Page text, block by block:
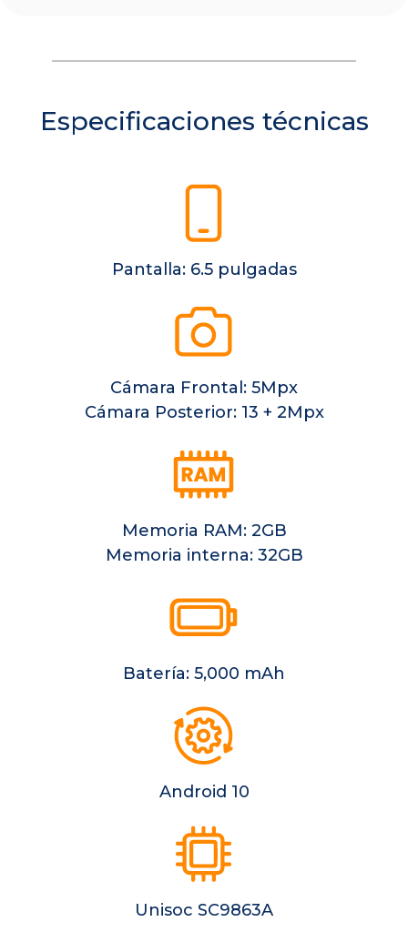
Especificaciones técnicas
Pantalla: 6.5 pulgadas
Cámara Frontal: 5Mpx
Cámara Posterior: 13 + 2Mpx
Memoria RAM: 2GB
Memoria interna: 32GB
Batería: 5,000 mAh
Android 10
Unisoc SC9863A